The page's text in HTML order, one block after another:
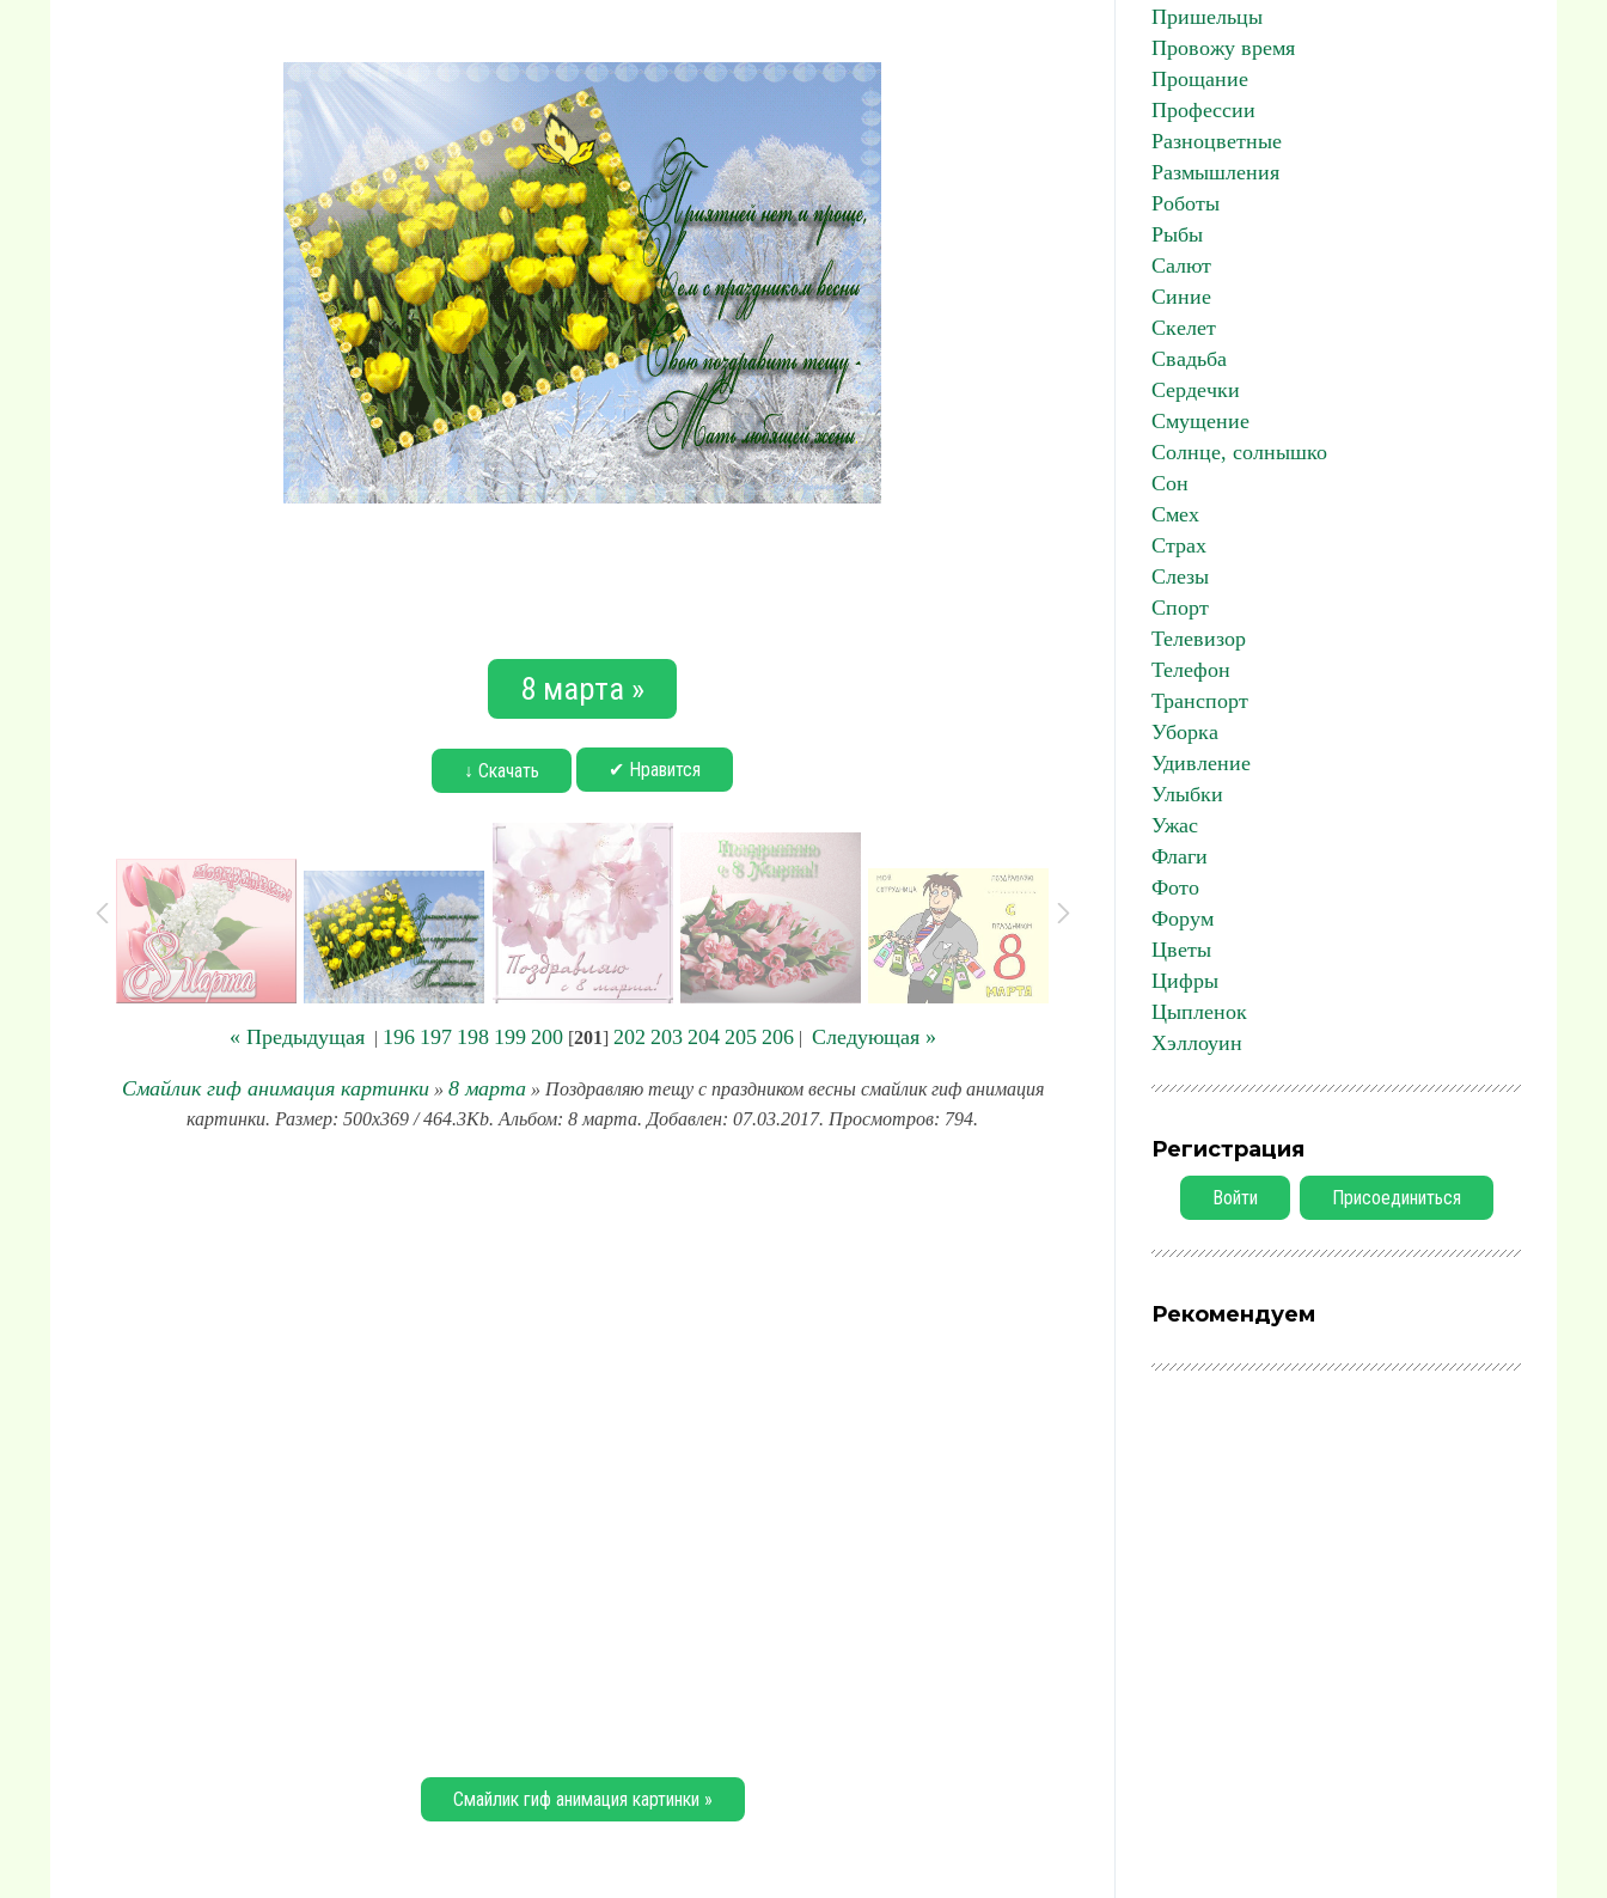
8 марта »
↓ Скачать ✔ Нравится
« Предыдущая| 196 197 198 199 200[201] 202 203 204 205 206| Следующая »
Смайлик гиф анимация картинки» 8 марта» Поздравляю тещу с праздником весны смайлик гиф анимация
картинки. Размер: 500x369 / 464.3Kb. Альбом: 8 марта. Добавлен: 07.03.2017. Просмотров: 794.
Смайлик гиф анимация картинки »
Пришельцы
Провожу время
Прощание
Профессии
Разноцветные
Размышления
Роботы
Рыбы
Салют
Синие
Скелет
Свадьба
Сердечки
Смущение
Солнце, солнышко
Сон
Смех
Страх
Слезы
Спорт
Телевизор
Телефон
Транспорт
Уборка
Удивление
Улыбки
Ужас
Флаги
Фото
Форум
Цветы
Цифры
Цыпленок
Хэллоуин
Регистрация
Войти Присоединиться
Рекомендуем